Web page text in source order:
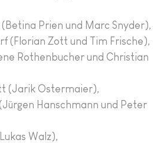
Prien und Marc Snyder),
(Florian Zott und Tim Frische),
Rothenbucher und Christian
(Jarik Ostermaier),
Hanschmann und Peter
Walz),